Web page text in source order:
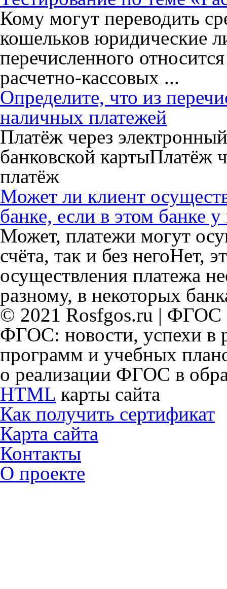
Кому могут переводить
кошельков юридические
перечисленного
расчетно-кассовых ...
Определите, что из
наличных платежей
Платёж через
банковской картыПлатёж
платёж
Может ли клиент
банке, если в этом банке у
Может, платежи могут
счёта, так и без негоНет,
осуществления платежа
разному, в некоторых
© 2021 Rosfgos.ru | ФГОС
ФГОС: новости, успехи в
программ и учебных
о реализации ФГОС в
HTML карты сайта
Как получить сертификат
Карта сайта
Контакты
О проекте